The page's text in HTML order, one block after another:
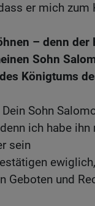
er mich zum
– denn der
Sohn
Königtums
Sohn
ich habe
sein
Geboten und